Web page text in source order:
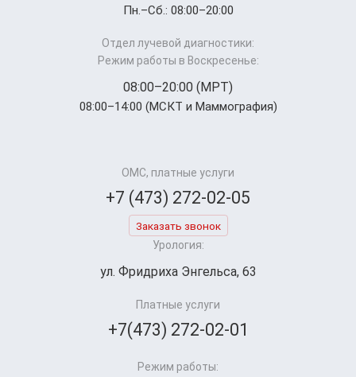
Пн.–Cб.: 08:00–20:00
Отдел лучевой диагностики:
Режим работы в Воскресенье:
08:00–20:00 (МРТ)
08:00–14:00 (МСКТ и Маммография)
ОМС, платные услуги
+7 (473) 272-02-05
Заказать звонок
Урология:
ул. Фридриха Энгельса, 63
Платные услуги
+7(473) 272-02-01
Режим работы: